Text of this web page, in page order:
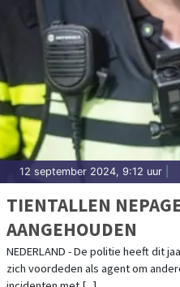
12 september 2024, 9:12 uur
TIENTALLEN
AANGEHOUDEN
NEDERLAND - De politie heeft dit
zich voordeden als agent om